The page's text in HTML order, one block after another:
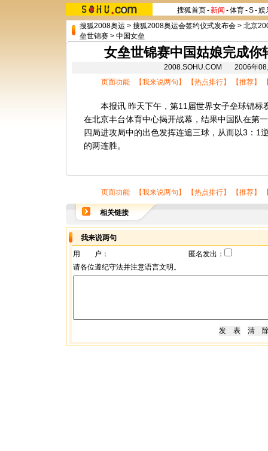
搜狐首页-新闻 -体育-S-娱
搜狐2008奥运 > 搜狐2008奥运会签约仪式发布会 > 北京
垒世锦赛 > 中国女垒
女垒世锦赛中国姑娘完成你
2008.SOHU.COM 2006年
页面功能 【我来说两句 】 【热点排行】 【推荐】
本报讯 昨天下午，第11届世界女子垒球锦标
在北京丰台体育中心揭开战幕，结果中国队在第
四局进攻局中的出色发挥连追三球，从而以3：1
的两连胜。
页面功能 【我来说两句 】 【热点排行】 【推荐】
相关链接
我来说两句
用 户：
匿名发出：
请各位遵纪守法并注意语言文明。